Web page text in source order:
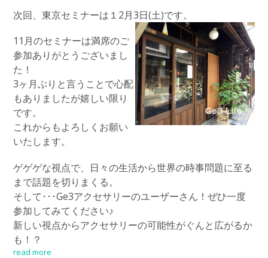
次回、東京セミナーは１2月3日(土)です。
11月のセミナーは満席のご
参加ありがとうございまし
た！
3ヶ月ぶりと言うことで心配
もありましたが嬉しい限り
です。
これからもよろしくお願い
いたします。
ゲゲゲな視点で、日々の生活から世界の時事問題に至る
まで話題を切りまくる。
そして･･･Ge3アクセサリーのユーザーさん！ぜひ一度
参加してみてください♪
新しい視点からアクセサリーの可能性がぐんと広がるか
も！？
read more